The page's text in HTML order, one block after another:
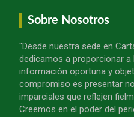
Sobre Nosotros
"Desde nuestra sede en
dedicamos a proporcionar a
información oportuna y
compromiso es presentar
imparciales que reflejen
Creemos en el poder del